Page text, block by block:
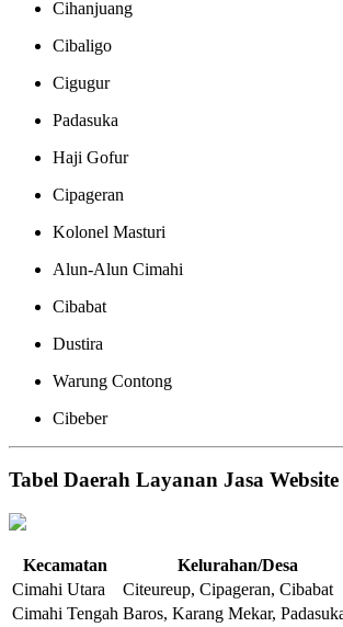
Cihanjuang
Cibaligo
Cigugur
Padasuka
Haji Gofur
Cipageran
Kolonel Masturi
Alun-Alun Cimahi
Cibabat
Dustira
Warung Contong
Cibeber
Tabel Daerah Layanan Jasa
Kecamatan
Kelurahan/Desa
Cimahi Utara
Citeureup, Cipageran, Cibabat
Cimahi Tengah Baros, Karang Mekar,